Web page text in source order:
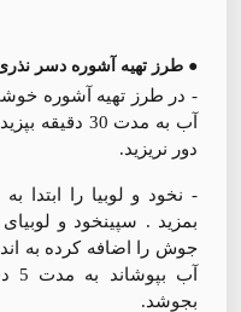
● طرز تهیه آشوره دسر
- در طرز تهیه آشوره
آب به مدت 30
دور نریزید.
بمزید . سپینخود و
بجوشد.